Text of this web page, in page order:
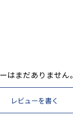
はまだありません。
レビューを書く